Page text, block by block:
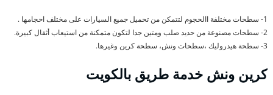
1- سطحات مختلفة االحجوم لتتمكن من تحميل جميع السيارات على مختلف احجامها .
2- سطحات مصنوعة من حديد صلب ومتين جدا لتكون متمكنة من استيعاب أثقال كبيرة.
3- سطحة هيدروليك ،سطحات ونش، سطحة كرين وغيرها.
كرين ونش خدمة طريق بالكويت